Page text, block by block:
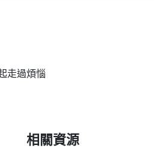
走過煩惱
相關資源